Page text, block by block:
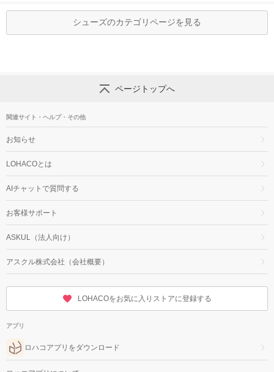
シューズのカテゴリページを見る
ページトップへ
関連サイト・ヘルプ・その他
お知らせ
LOHACOとは
AIチャットで質問する
お客様サポート
ASKUL（法人向け）
アスクル株式会社（会社概要）
LOHACOをお気に入りストアに登録する
アプリ
ロハコアプリをダウンロード